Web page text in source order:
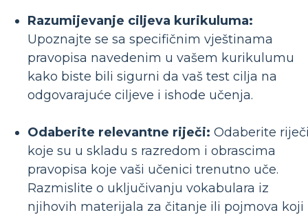
Razumijevanje ciljeva kurikuluma:
Upoznajte se sa specifičnim vještinama
pravopisa navedenim u vašem kurikulumu
kako biste bili sigurni da vaš test cilja na
odgovarajuće ciljeve i ishode učenja.
Odaberite relevantne riječi: Odaberite
koje su u skladu s razredom i obrascima
pravopisa koje vaši učenici trenutno uče.
Razmislite o uključivanju vokabulara iz
njihovih materijala za čitanje ili pojmova koji